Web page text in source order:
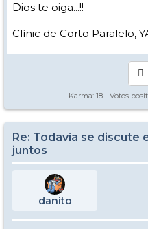
Dios te oiga...!!
Clínic de Corto Paralelo,
Karma: 18 - Votos
Re: Todavía se discute
juntos
danito